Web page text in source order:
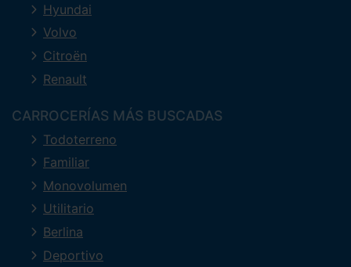
Hyundai
Volvo
Citroën
Renault
CARROCERÍAS MÁS BUSCADAS
Todoterreno
Familiar
Monovolumen
Utilitario
Berlina
Deportivo